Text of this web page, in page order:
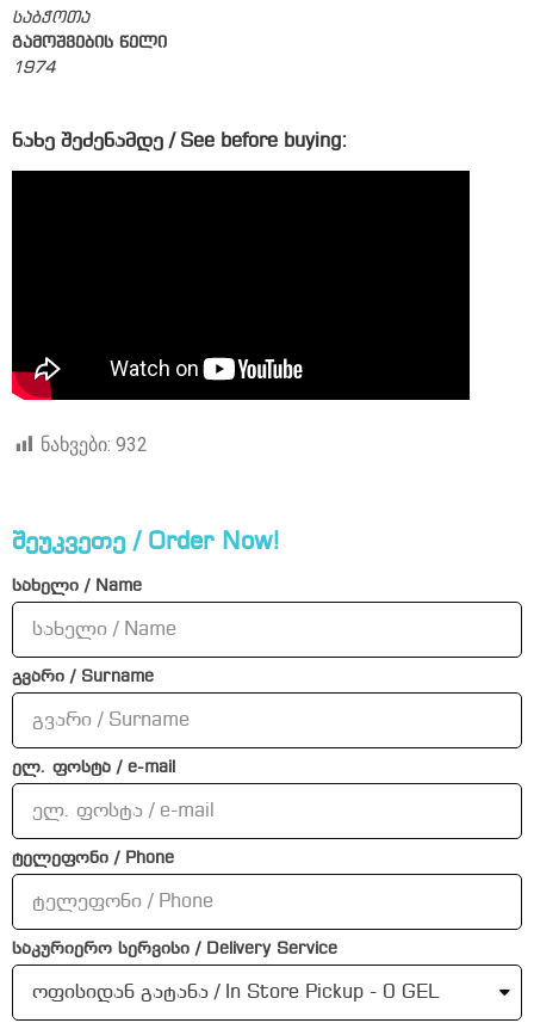
საბჭოთა
გამოშვების წელი
1974
ნახე შეძენამდე / See before buying:
ნახვები: 932
შეუკვეთე / Order Now!
სახელი / Name
გვარი / Surname
ელ. ფოსტა / e-mail
ტელეფონი / Phone
საკურიერო სერვისი / Delivery Service